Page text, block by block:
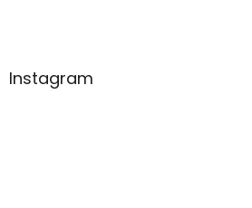
Instagram